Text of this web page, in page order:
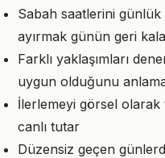
Sabah saatlerini günlük
ayırmak günün geri
Farklı yaklaşımları
uygun olduğunu
İlerlemeyi görsel
canlı tutar
Düzensiz geçen